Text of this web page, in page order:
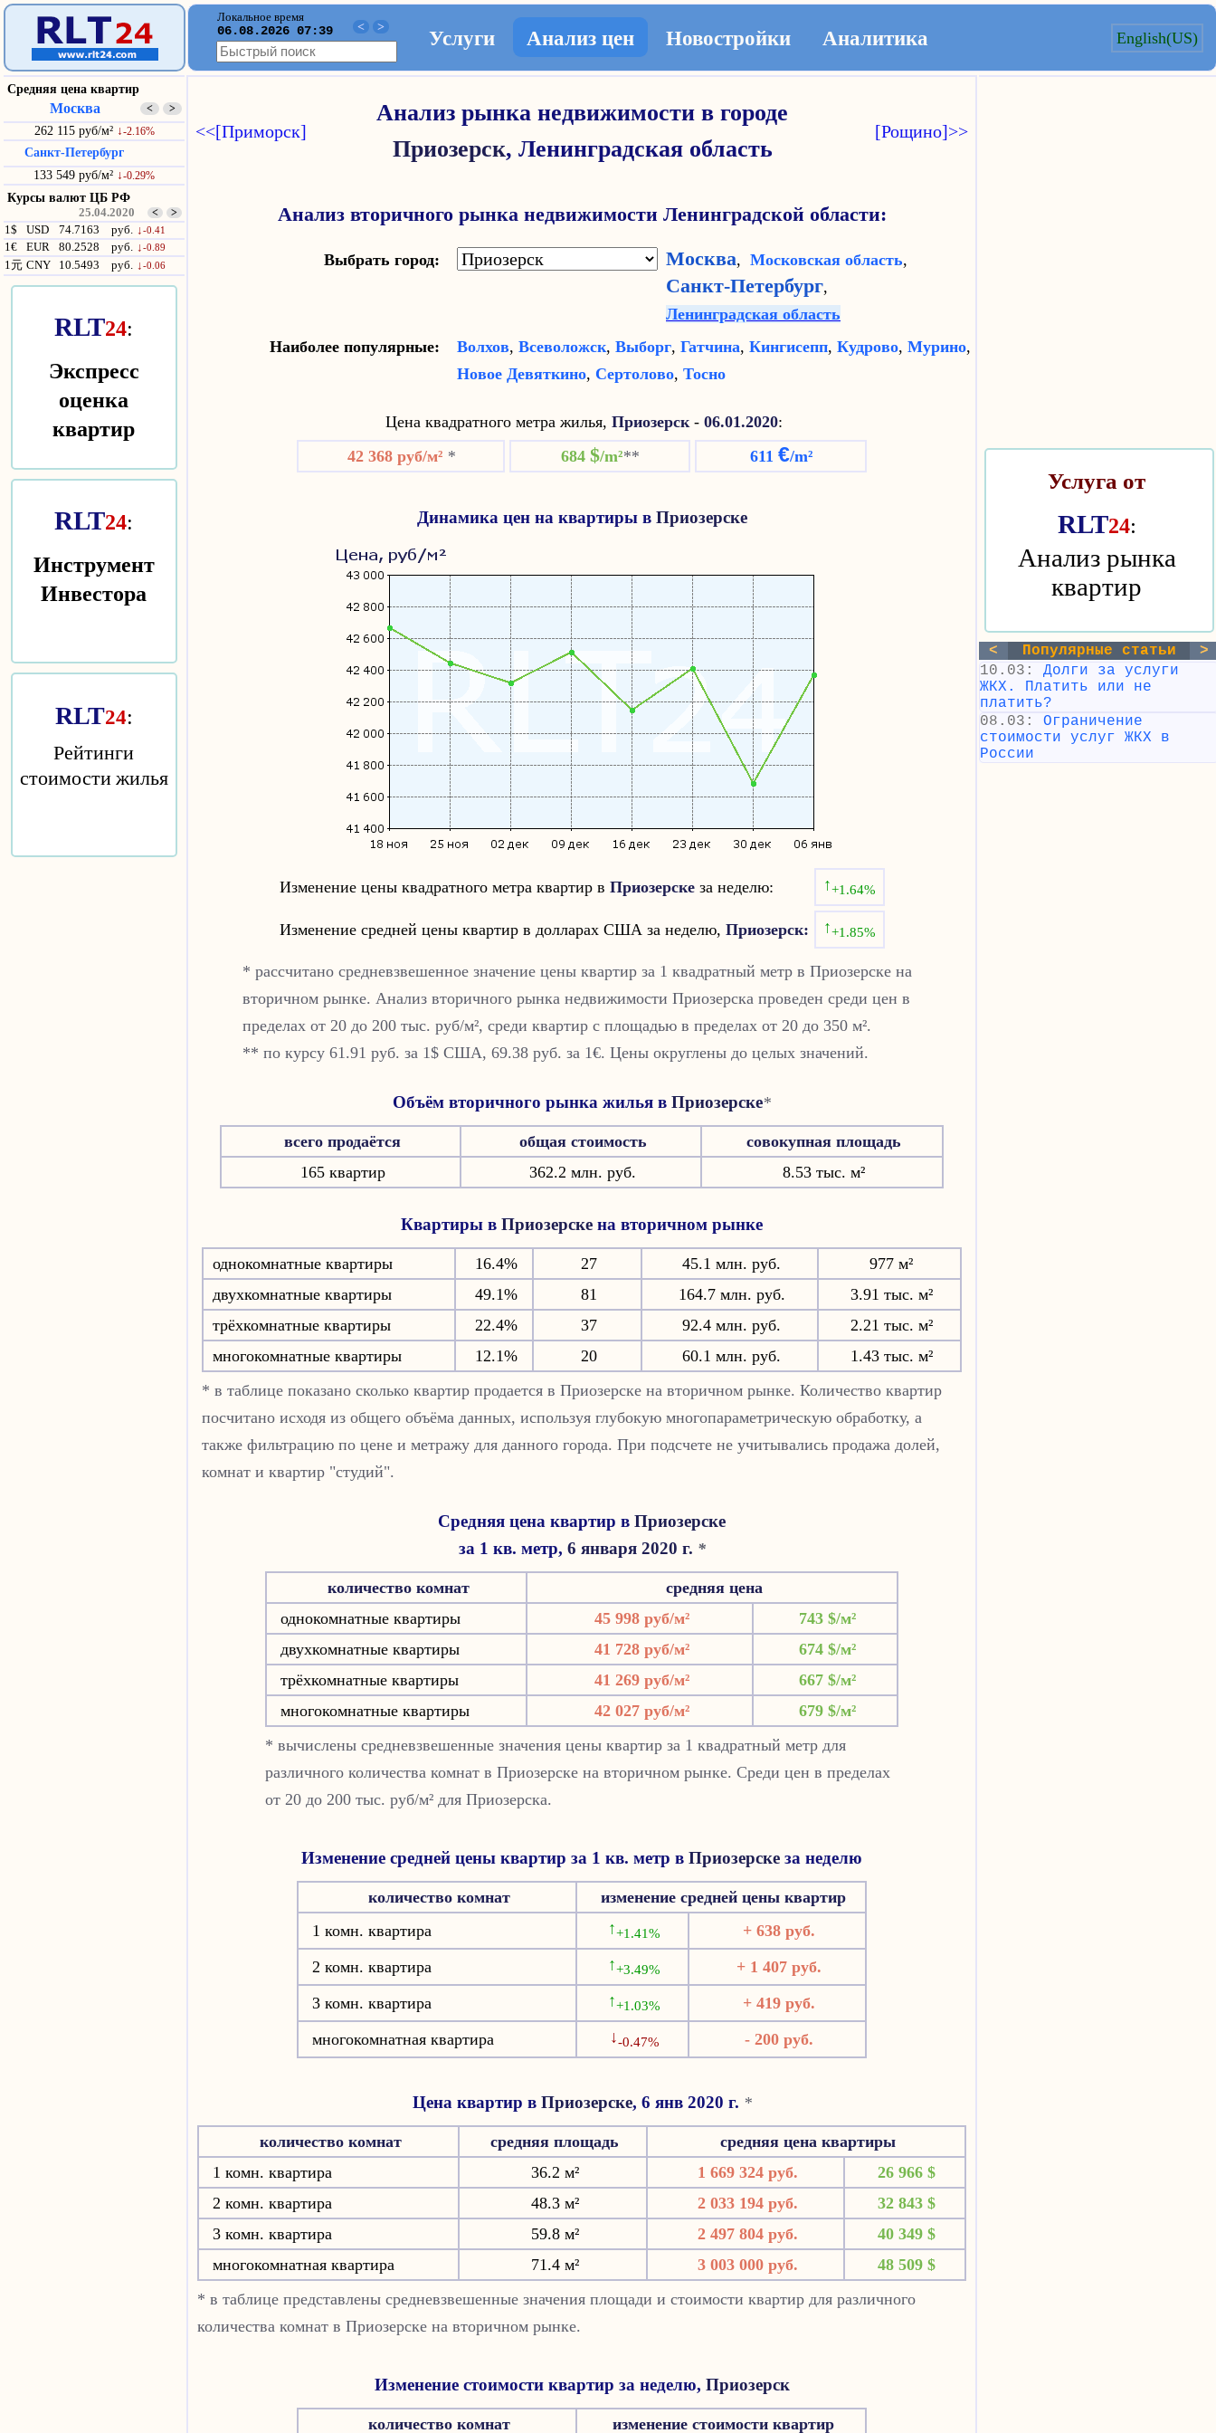
Локальное время
06.08.2026 07:39 < > Услуги Анализ цен Новостройки Аналитика English(US)
Средняя цена квартир
Москва < >
262 115 руб/м² ↓-2.16%
Санкт-Петербург
133 549 руб/м² ↓-0.29%
Курсы валют ЦБ РФ
25.04.2020 < >
1$ USD 74.7163 руб. ↓-0.41
1€ EUR 80.2528 руб. ↓-0.89
1元 CNY 10.5493 руб. ↓-0.06
RLT24:
Экспресс
оценка
квартир
RLT24:
Инструмент
Инвестора
RLT24:
Рейтинги
стоимости жилья
<<[Приморск]
Анализ рынка недвижимости в городе
Приозерск, Ленинградская область
[Рощино]>>
Анализ вторичного рынка недвижимости Ленинградской области:
Выбрать город: Москва, Московская область,
Санкт-Петербург,
Ленинградская область
Наиболее популярные:
Волхов, Всеволожск, Выборг, Гатчина, Кингисепп, Кудрово, Мурино,
Новое Девяткино, Сертолово, Тосно
Цена квадратного метра жилья, Приозерск - 06.01.2020:
42 368 руб/м² * 684 $/m²** 611 €/m²
Динамика цен на квартиры в Приозерске
Изменение цены квадратного метра квартир в Приозерске за неделю: ↑+1.64%
Изменение средней цены квартир в долларах США за неделю, Приозерск: ↑+1.85%
* рассчитано средневзвешенное значение цены квартир за 1 квадратный метр в Приозерске на
вторичном рынке. Анализ вторичного рынка недвижимости Приозерска проведен среди цен в
пределах от 20 до 200 тыс. руб/м², cреди квартир с площадью в пределах от 20 до 350 м².
** по курсу 61.91 руб. за 1$ США, 69.38 руб. за 1€. Цены округлены до целых значений.
Объём вторичного рынка жилья в Приозерске*
всего продаётся общая стоимость
совокупная площадь
165 квартир
362.2 млн. руб. 8.53 тыс. м²
Квартиры в Приозерске на вторичном рынке
однокомнатные квартиры 16.4% 27 45.1 млн. руб.
977 м²
двухкомнатные квартиры
49.1% 81 164.7 млн. руб.
3.91 тыс. м²
трёхкомнатные квартиры
22.4% 37 92.4 млн. руб.
2.21 тыс. м²
многокомнатные квартиры
12.1% 20 60.1 млн. руб.
1.43 тыс. м²
* в таблице показано сколько квартир продается в Приозерске на вторичном рынке. Количество квартир
посчитано исходя из общего объёма данных, используя глубокую многопараметрическую обработку, а
также фильтрацию по цене и метражу для данного города. При подсчете не учитывались продажа долей,
комнат и квартир "студий".
Средняя цена квартир в Приозерске
за 1 кв. метр, 6 января 2020 г. *
количество комнат
средняя цена
однокомнатные квартиры
45 998 руб/м²
743 $/м²
двухкомнатные квартиры
41 728 руб/м²
674 $/м²
трёхкомнатные квартиры
41 269 руб/м²
667 $/м²
многокомнатные квартиры
42 027 руб/м²
679 $/м²
* вычислены средневзвешенные значения цены квартир за 1 квадратный метр для
различного количества комнат в Приозерске на вторичном рынке. Среди цен в пределах
от 20 до 200 тыс. руб/м² для Приозерска.
Изменение средней цены квартир за 1 кв. метр в Приозерске за неделю
количество комнат
изменение средней цены квартир
1 комн. квартира
↑+1.41%
+ 638 руб.
2 комн. квартира
↑+3.49%
+ 1 407 руб.
3 комн. квартира
↑+1.03%
+ 419 руб.
многокомнатная квартира
↓-0.47% - 200 руб.
Цена квартир в Приозерске, 6 янв 2020 г. *
количество комнат средняя площадь
средняя цена квартиры
1 комн. квартира
36.2 м² 1 669 324 руб.
26 966 $
2 комн. квартира
48.3 м² 2 033 194 руб.
32 843 $
3 комн. квартира
59.8 м² 2 497 804 руб.
40 349 $
многокомнатная квартира
71.4 м² 3 003 000 руб.
48 509 $
* в таблице представлены средневзвешенные значения площади и стоимости квартир для различного
количества комнат в Приозерске на вторичном рынке.
Изменение стоимости квартир за неделю, Приозерск
количество комнат
изменение стоимости квартир
Услуга от
RLT24:
Анализ рынка
квартир
< Популярные статьи
>
10.03: Долги за услуги
ЖКХ. Платить или не
платить?
08.03: Ограничение
стоимости услуг ЖКХ в
России